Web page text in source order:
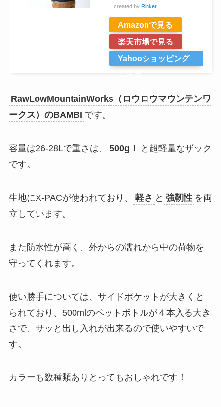
created by Rinker
Amazonで見る
楽天市場で見る
Yahooショッピング
で見る
RawLowMountainWorks（ロウロウマウンテンワ
ークス）のBAMBI です。
容量は26-28Lで重さは、 500g！
と超軽量なザック
です。
生地にX-PACが使われており、 軽さ と 強靭性 を両
立しています。
また防水性が高く、外からの濡れから中の荷物を
守ってくれます。
使い勝手については、サイドポケットが大きくと
られており、500mlのペットボトルが４本入る大き
さで、サッと出し入れが出来るので使いやすいで
す。
カラーも数種類ありとってもおしゃれです！